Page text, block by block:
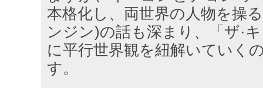
本格化し、両世界の人物を操
ンジン)の話も深まり、「ザ·
に平行世界観を紐解いていく
す。